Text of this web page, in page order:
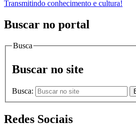
Transmitindo conhecimento e cultura!
Buscar no portal
Busca
Buscar no site
Busca:
Redes Sociais